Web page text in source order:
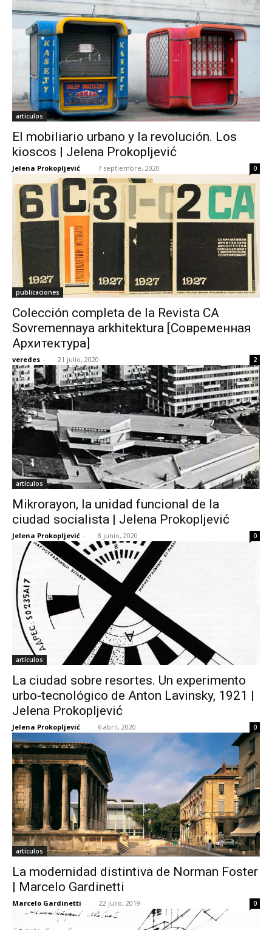
artículos
El mobiliario urbano y la revolución. Los
kioscos | Jelena Prokopljević
Jelena Prokopljević - 7 septiembre, 2020 0
publicaciones
Colección completa de la Revista CA
Sovremennaya arkhitektura [Современная
Aрхитектура]
veredes - 21 julio, 2020 2
artículos
Mikrorayon, la unidad funcional de la
ciudad socialista | Jelena Prokopljević
Jelena Prokopljević - 8 junio, 2020 0
artículos
La ciudad sobre resortes. Un experimento
urbo-tecnológico de Anton Lavinsky, 1921 |
Jelena Prokopljević
Jelena Prokopljević - 6 abril, 2020 0
artículos
La modernidad distintiva de Norman Foster
| Marcelo Gardinetti
Marcelo Gardinetti - 22 julio, 2019 0